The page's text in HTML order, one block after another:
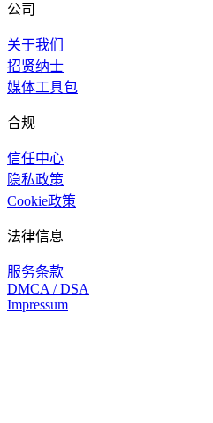
公司
关于我们
招贤纳士
媒体工具包
合规
信任中心
隐私政策
Cookie政策
法律信息
服务条款
DMCA / DSA
Impressum